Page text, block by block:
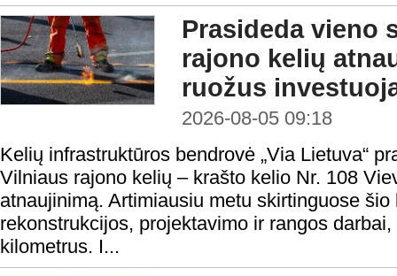
Prasideda vieno
rajono kelių
ruožus
2026-08-05 09:18
Kelių infrastruktūros bendrovė „Via Lietuva“
Vilniaus rajono kelių – krašto kelio Nr. 108
atnaujinimą. Artimiausiu metu skirtinguose
rekonstrukcijos, projektavimo ir rangos
kilometrus. I...